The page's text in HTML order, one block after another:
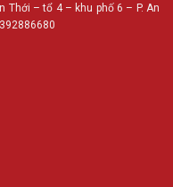
Thới – tổ 4 – khu phố 6 – P. An